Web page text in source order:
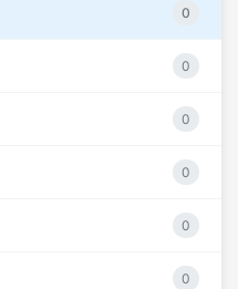
0
0
0
0
0
0